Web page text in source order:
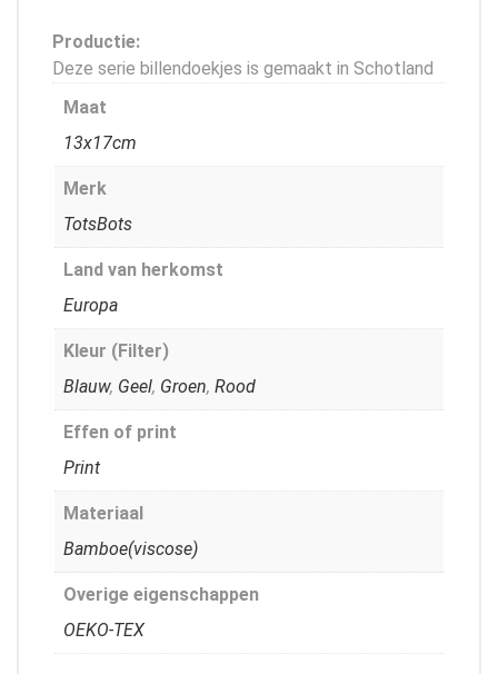
Productie:
Deze serie billendoekjes is gemaakt in Schotland
Maat
13x17cm
Merk
TotsBots
Land van herkomst
Europa
Kleur (Filter)
Blauw, Geel, Groen, Rood
Effen of print
Print
Materiaal
Bamboe(viscose)
Overige eigenschappen
OEKO-TEX